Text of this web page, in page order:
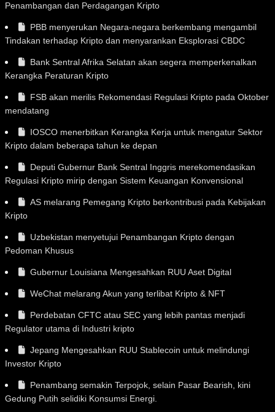
Penambangan dan Perdagangan Kripto
PBB menyerukan Negara-negara berkembang mengambil
Tindakan terhadap Kripto dan menyarankan Eksplorasi CBDC
Bank Sentral Afrika Selatan akan segera memperkenalkan
Kerangka Peraturan Kripto
FSB akan merilis Rekomendasi Regulasi Kripto pada Oktober
mendatang
IOSCO menerbitkan Kerangka Kerja untuk mengatur Sektor
Kripto dalam beberapa tahun ke depan
Deputi Gubernur Bank Sentral Inggris merekomendasikan
Regulasi Kripto mirip dengan Sistem Keuangan Konvensional
AS melarang Pemegang Kripto berkontribusi pada Kebijakan
Kripto
Uzbekistan menyetujui Penambangan Kripto dengan
Pedoman Khusus
Gubernur Louisiana Mengesahkan RUU Aset Digital
WeChat melarang Akun yang terlibat Kripto & NFT
Perdebatan CFTC atau SEC yang lebih pantas menjadi
Regulator utama di Industri kripto
Jepang Mengesahkan RUU Stablecoin untuk melindungi
Investor Kripto
Penambang semakin Terpojok, selain Pasar Bearish, kini
Gedung Putih selidiki Konsumsi Energi.